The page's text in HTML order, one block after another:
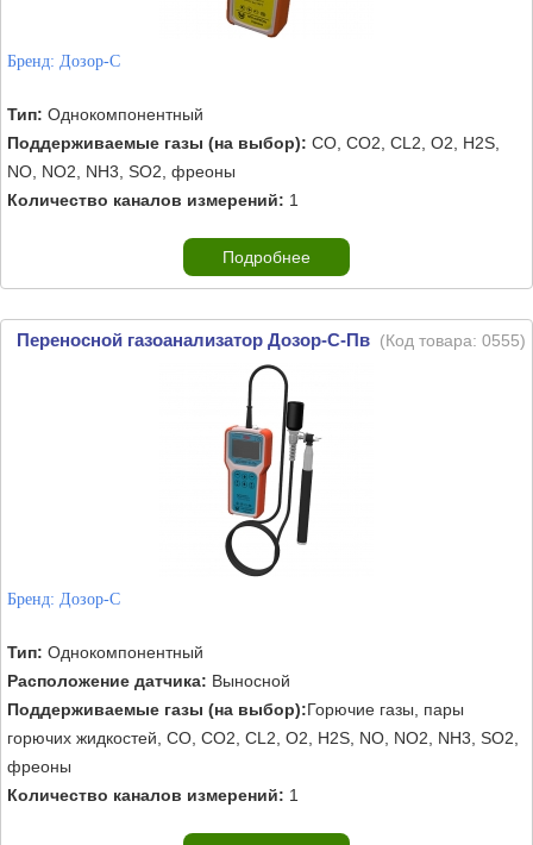
Бренд: Дозор-С
Тип: Однокомпонентный
Поддерживаемые газы (на выбор): CO, CO2, CL2, O2, H2S,
NO, NO2, NH3, SO2, фреоны
Количество каналов измерений: 1
Подробнее
Переносной газоанализатор Дозор-С-Пв (Код товара: 0555)
Бренд: Дозор-С
Тип: Однокомпонентный
Расположение датчика: Выносной
Поддерживаемые газы (на выбор):Горючие газы, пары
горючих жидкостей, CO, CO2, CL2, O2, H2S, NO, NO2, NH3, SO2,
фреоны
Количество каналов измерений: 1